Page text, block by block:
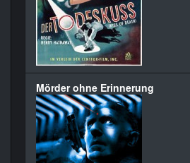
Mörder ohne Erinnerung